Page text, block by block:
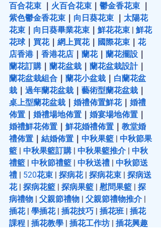
百合花束 ｜ 火百合花束 ｜ 鬱金香花束 ｜
紫色鬱金香花束 ｜ 向日葵花束 ｜ 太陽花
花束 ｜ 向日葵畢業花束 ｜ 鮮花花束 | 鮮花
花球｜ 買花｜ 網上買花｜ 國際花束 ｜ 花
店香港｜ 香港花店 ｜ 蘭花｜ 蘭花擺設 ｜
蘭花訂購 ｜ 蘭花盆栽 ｜ 蘭花盆栽設計｜
蘭花盆栽組合 ｜ 蘭花小盆栽 ｜ 白蘭花盆
栽 ｜ 過年蘭花盆栽 ｜ 藝術型蘭花盆栽 ｜
桌上型蘭花盆栽 ｜ 婚禮佈置鮮花｜ 婚禮
佈置 ｜ 婚禮場地佈置 ｜ 婚宴場地佈置 ｜
婚禮鮮花佈置 ｜ 鮮花婚禮佈置 ｜ 教堂婚
禮佈置 ｜ 結婚佈置 ｜ 中秋果籃 | 中秋節果
籃 | 中秋果籃訂購 | 中秋果籃推介 | 中秋
禮籃 | 中秋節禮籃 | 中秋送禮 | 中秋節送
禮 | 520花束 | 探病花 | 探病花束 | 探病送
花 | 探病花籃 | 探病果籃 | 慰問果籃 | 探
病禮物 | 父親節禮物 | 父親節禮物推介 |
插花 | 學插花 | 插花技巧 | 插花班 | 插花
課程 | 插花教學 | 插花工作坊 | 插花興趣